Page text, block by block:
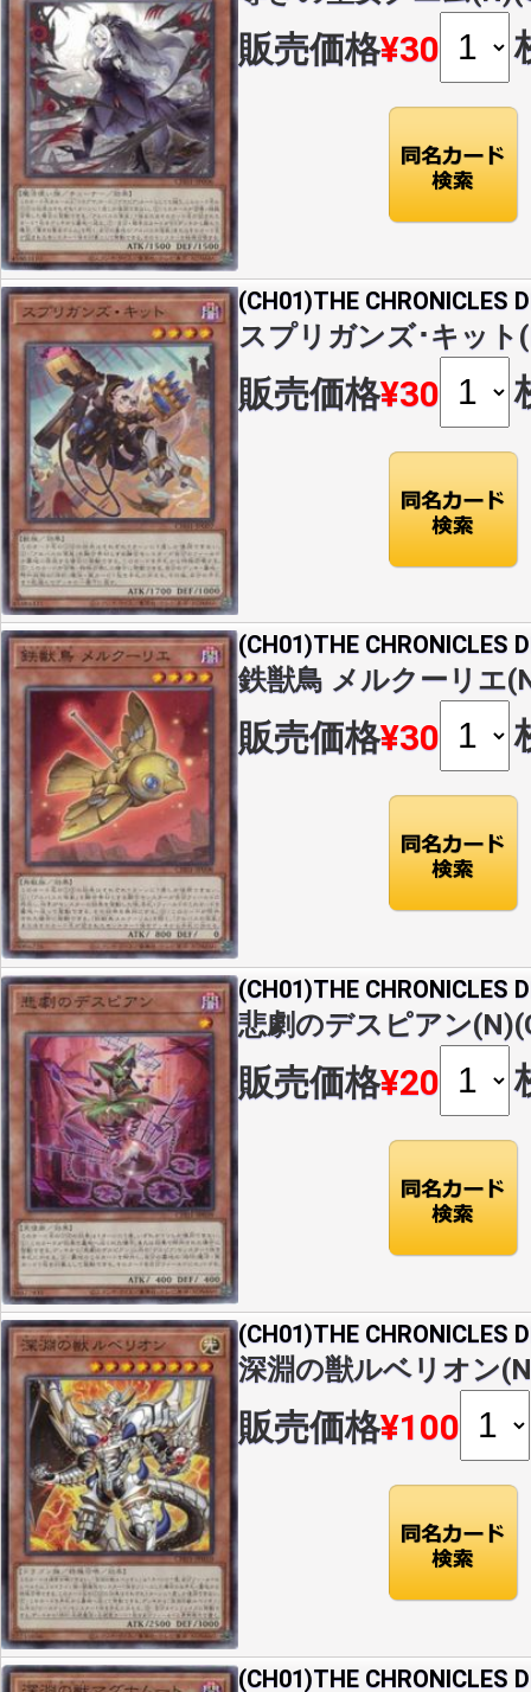
販売価格¥30
(CH01)THE CHRONICLES
スプリガンズ･キッ
販売価格¥30
(CH01)THE CHRONICLES
鉄獣鳥 メルクーリエ
販売価格¥30
(CH01)THE CHRONICLES
悲劇のデスピアン
販売価格¥20
(CH01)THE CHRONICLES
深淵の獣ルベリオン
販売価格¥100
(CH01)THE CHRONICLES